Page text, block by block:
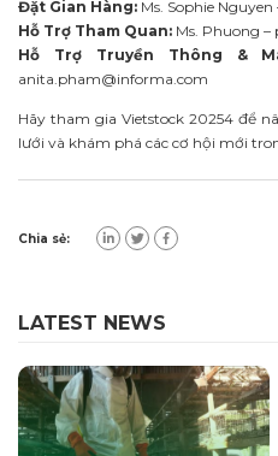
Đặt Gian Hàng: Ms. Sophie Nguyen
Hỗ Trợ Tham Quan: Ms. Phuong –
Hỗ Trợ Truyền Thông &
anita.pham@informa.com
Hãy tham gia Vietstock 20254 để
lưới và khám phá các cơ hội mới
Chia sẻ:
LATEST NEWS